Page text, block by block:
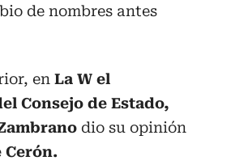
de nombres antes
en La W el
Consejo de Estado,
dio su opinión
Cerón.